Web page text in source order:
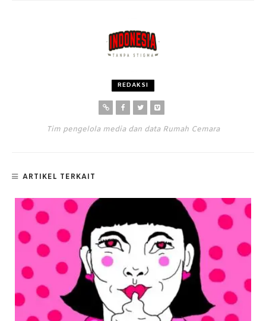
REDAKSI
Tim pengelola media dan data Rumah Cemara
ARTIKEL TERKAIT